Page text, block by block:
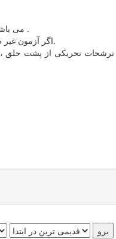
می باشد .
- اگر آزمون غیر طبیعی باشد : دو بیماری آسم و فشار خارجی روی راههای هوایی مطرح است.